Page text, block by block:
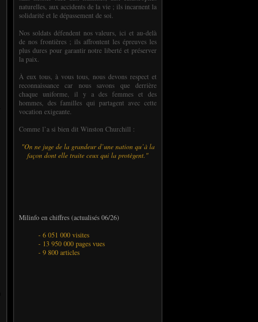
naturelles, aux accidents de la vie ; ils incarnent la
solidarité et le dépassement de soi.
Nos soldats défendent nos valeurs, ici et au-delà
de nos frontières ; ils affrontent les épreuves les
plus dures pour garantir notre liberté et préserver
la paix.
À eux tous, à vous tous, nous devons respect et
reconnaissance car nous savons que derrière
chaque uniforme, il y a des femmes et des
hommes, des familles qui partagent avec cette
vocation exigeante.
Comme l’a si bien dit Winston Churchill :
"On ne juge de la grandeur d’une nation qu’à la
façon dont elle traite ceux qui la protègent."
Milinfo en chiffres (actualisés 06/26)
- 6 051 000 visites
- 13 950 000 pages vues
- 9 800 articles